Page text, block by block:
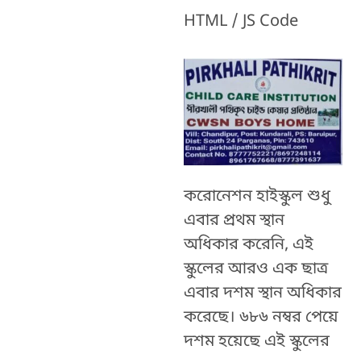
HTML / JS Code
করোনেশন হাইস্কুল শুধু
এবার প্রথম স্থান
অধিকার করেনি, এই
স্কুলের আরও এক ছাত্র
এবার দশম স্থান অধিকার
করেছে। ৬৮৬ নম্বর পেয়ে
দশম হয়েছে এই স্কুলের